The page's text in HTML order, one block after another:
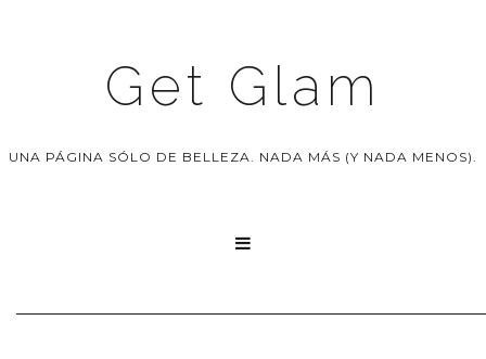
Get Glam
UNA PÁGINA SÓLO DE BELLEZA. NADA MÁS (Y NADA MENOS).
